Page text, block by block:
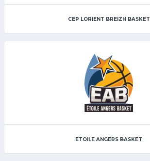
CEP LORIENT BREIZH BASKET
ETOILE ANGERS BASKET